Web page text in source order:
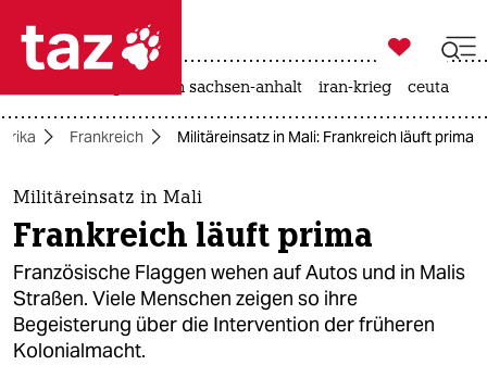
 taz zahl ich
taz zahl ich
themen
politik
öko
gesellschaft

taz zahl ich
landtagswahl in sachsen-anhalt iran-krieg ceuta
Frankreich Militäreinsatz in Mali: Frankreich läuft prima
Militäreinsatz in Mali
Frankreich läuft prima
Französische Flaggen wehen auf Autos und in Malis
Straßen. Viele Menschen zeigen so ihre
Begeisterung über die Intervention der früheren
Kolonialmacht.